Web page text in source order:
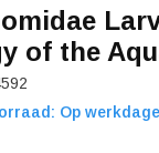
of the
Op